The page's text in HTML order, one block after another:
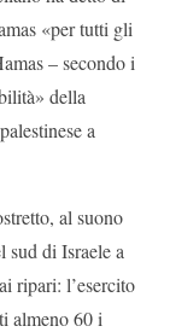
«per tutti gli
– secondo i
della
a
al suono
di Israele a
ripari: l’esercito
almeno 60 i